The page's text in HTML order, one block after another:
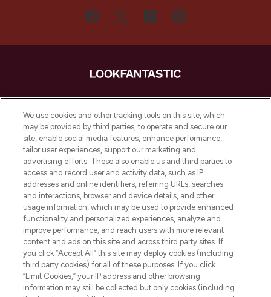
LOOKFANTASTIC ist Europas ultimativer
Beauty-Onlineshop mit den besten
Produkten aus Haut- und Haarpflege
sowie Make-Up von über 200
renommierten Marken. Shoppe online
oder über die App mit kostenloser
Lieferung ab einem Einkaufswert von 30€.
Cookie-Einwilligung
Do Not Sell or Share My Personal
Information
HILFE & INFORMATION
IMPRESSUM
We use cookies and other tracking tools on this site, which
may be provided by third parties, to operate and secure our
site, enable social media features, enhance performance,
tailor user experiences, support our marketing and
advertising efforts. These also enable us and third parties to
access and record user and activity data, such as IP
addresses and online identifiers, referring URLs, searches
and interactions, browser and device details, and other
usage information, which may be used to provide enhanced
functionality and personalized experiences, analyze and
improve performance, and reach users with more relevant
content and ads on this site and across third party sites. If
you click “Accept All” this site may deploy cookies (including
third party cookies) for all of these purposes. If you click
“Limit Cookies,” your IP address and other browsing
information may still be collected but only cookies (including